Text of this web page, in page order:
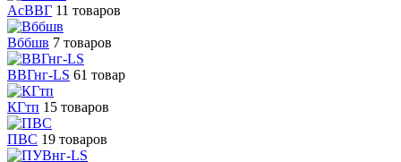
АсВВГ 11 товаров
Вббшв 7 товаров
ВВГнг-LS 61 товар
КГтп 15 товаров
ПВС 19 товаров